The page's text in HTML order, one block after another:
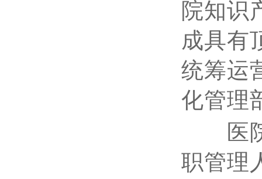
院知识
成具有
统筹运
化管理
医院
职管理